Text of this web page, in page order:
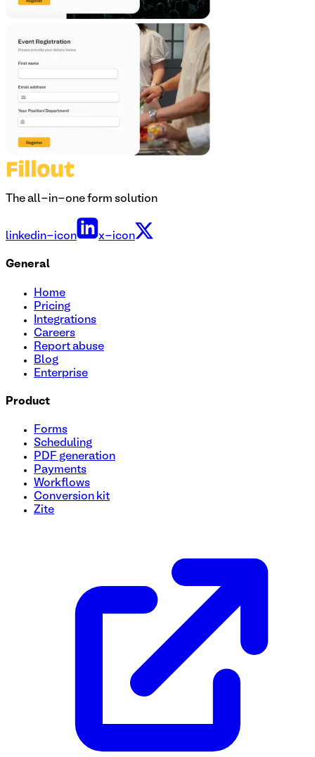
Simplifique su proceso de solicitud de subvención con
empresas y organizaciones sin fines de lucro, nuestro
esta plantilla gratuita para agilizar su solicitud de
The all-in-one form solution
linkedin-icon x-icon
General
Home
Pricing
Integrations
Careers
Report abuse
Blog
Enterprise
Product
Forms
Scheduling
PDF generation
Payments
Workflows
Conversion kit
Zite